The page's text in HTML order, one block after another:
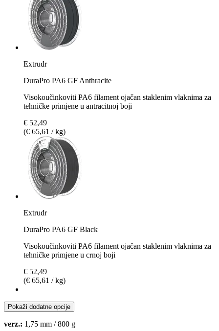
Extrudr
DuraPro PA6 GF Anthracite
Visokoučinkoviti PA6 filament ojačan staklenim vlaknima za
tehničke primjene u antracitnoj boji
€ 52,49
(€ 65,61 / kg)
Extrudr
DuraPro PA6 GF Black
Visokoučinkoviti PA6 filament ojačan staklenim vlaknima za
tehničke primjene u crnoj boji
€ 52,49
(€ 65,61 / kg)
Pokaži dodatne opcije
verz.: 1,75 mm / 800 g